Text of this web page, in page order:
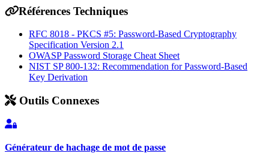
Références Techniques
RFC 8018 - PKCS #5: Password-Based Cryptography
Specification Version 2.1
OWASP Password Storage Cheat Sheet
NIST SP 800-132: Recommendation for Password-Based
Key Derivation
Outils Connexes
Générateur de hachage de mot de passe